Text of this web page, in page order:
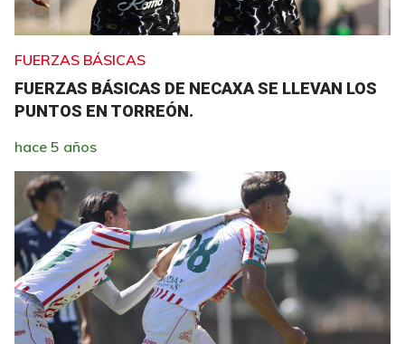
FUERZAS BÁSICAS
FUERZAS BÁSICAS DE NECAXA SE LLEVAN LOS
PUNTOS EN TORREÓN.
hace 5 años